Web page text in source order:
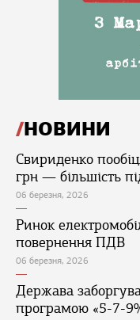
НОВИНИ
Свириденко
грн — більшість
06 березня, 2026
Ринок
повернення ПДВ
06 березня, 2026
Держава
програмою «5-7-